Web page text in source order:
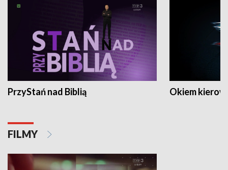
PrzyStań nad Biblią Okiem
FILMY